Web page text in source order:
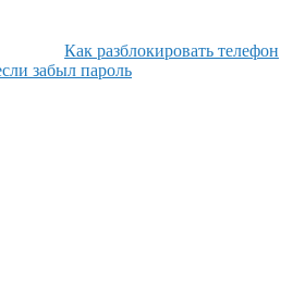
Как разблокировать телефон
забыл пароль